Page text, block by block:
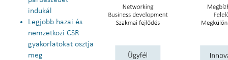
indukál
Legjobb hazai és
nemzetközi CSR
gyakorlatokat osztja
meg